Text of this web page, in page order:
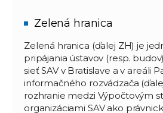
Zelená hranica
Zelená hranica (ďalej ZH) je
pripájania ústavov (resp.
sieť SAV v Bratislave a v areáli
informačného rozvádzača
rozhranie medzi Výpočtovým
organizáciami SAV ako